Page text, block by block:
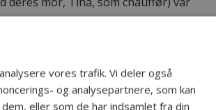
vores trafik. Vi deler også
og analysepartnere, som kan
eller som de har indsamlet fra din